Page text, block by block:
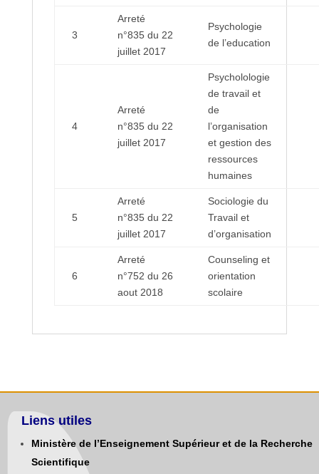
3
Arreté
n°835 du 22
juillet 2017
Psychologie
de l’education
4
Arreté
n°835 du 22
juillet 2017
Psycholologie
de travail et
de
l’organisation
et gestion des
ressources
humaines
5
Arreté
n°835 du 22
juillet 2017
Sociologie du
Travail et
d’organisation
6
Arreté
n°752 du 26
aout 2018
Counseling et
orientation
scolaire
Liens utiles
Ministère de l’Enseignement Supérieur et de la Recherche
Scientifique